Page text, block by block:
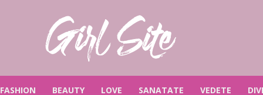
FASHION BEAUTY LOVE SANATATE VEDETE